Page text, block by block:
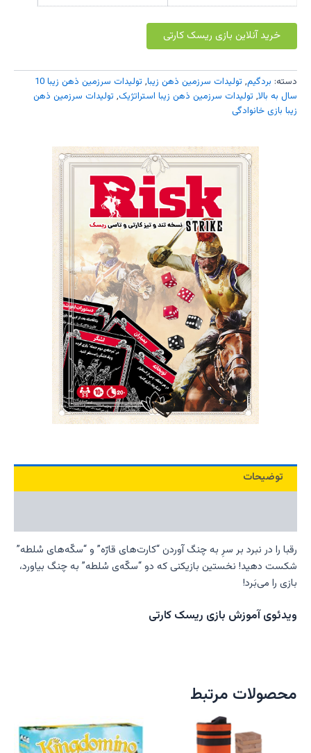
خرید آنلاین بازی ریسک کارتی
دسته: بردگیم, تولیدات سرزمین ذهن زیبا,
تولیدات سرزمین ذهن زیبا 10
سال به بالا, تولیدات سرزمین ذهن زیبا استراتژیک, تولیدات سرزمین ذهن
زیبا بازی خانوادگی
توضیحات
رقبا را در نبرد بر سرِ به چنگ آوردن “کارت‌های قارّه” و “سکّه‌های سُلطه”
شکست دهید! نخستین بازیکنی که دو “سکّه‌ی سُلطه” به چنگ بیاورد،
بازی را می‌بَرد!
ویدئوی آموزش بازی ریسک کارتی
محصولات مرتبط